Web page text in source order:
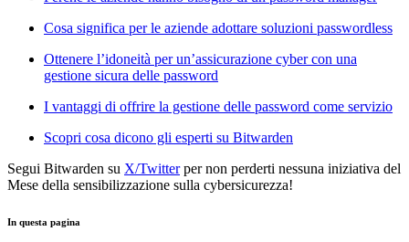
Cosa significa per le aziende adottare soluzioni passwordless
Ottenere l’idoneità per un’assicurazione cyber con una
gestione sicura delle password
I vantaggi di offrire la gestione delle password come servizio
Scopri cosa dicono gli esperti su Bitwarden
Segui Bitwarden su X/Twitterper non perderti nessuna iniziativa del
Mese della sensibilizzazione sulla cybersicurezza!
In questa pagina